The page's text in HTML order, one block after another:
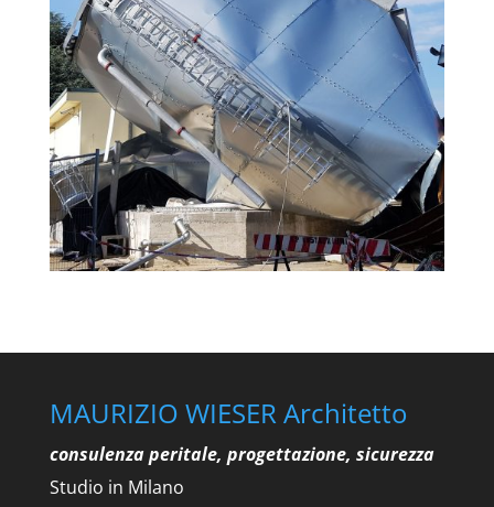
MAURIZIO WIESER Architetto
consulenza peritale, progettazione, sicurezza
Studio in Milano